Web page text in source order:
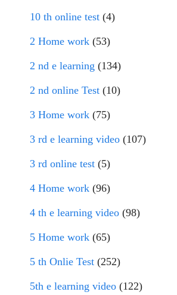
10 th online test (4)
2 Home work (53)
2 nd e learning (134)
2 nd online Test (10)
3 Home work (75)
3 rd e learning video (107)
3 rd online test (5)
4 Home work (96)
4 th e learning video (98)
5 Home work (65)
5 th Onlie Test (252)
5th e learning video (122)